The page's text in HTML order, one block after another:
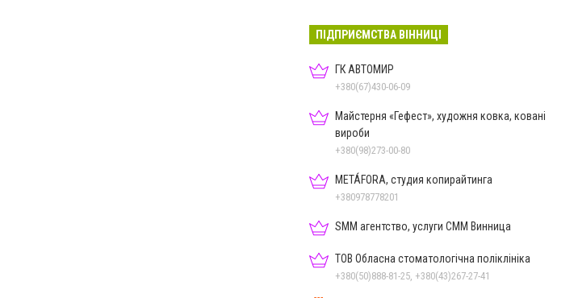
ПІДПРИЄМСТВА ВІННИЦІ
ГК АВТОМИР
+380(67)430-06-09
Майстерня «Гефест», художня ковка, ковані
вироби
+380(98)273-00-80
METÁFORA, студия копирайтинга
+380978778201
SMM агентство, услуги СММ Винница
ТОВ Обласна стоматологічна поліклініка
+380(50)888-81-25, +380(43)267-27-41